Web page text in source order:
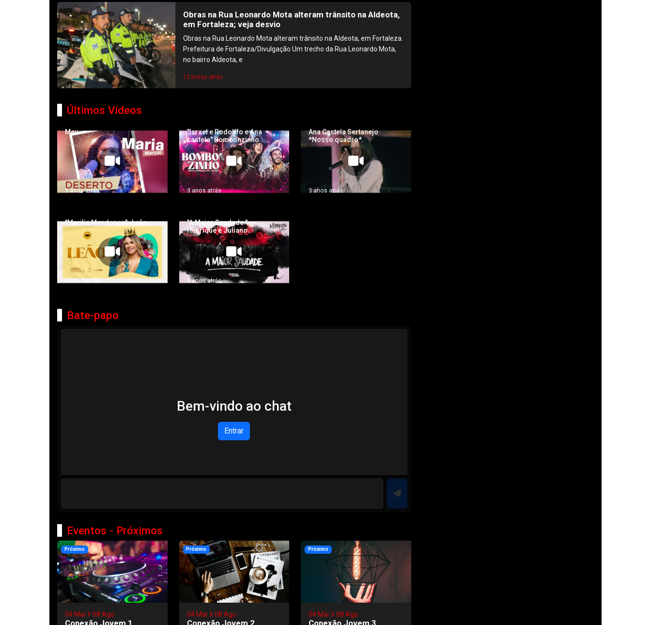
Obras na Rua Leonardo Mota alteram trânsito na Aldeota,
em Fortaleza; veja desvio
Obras na Rua Leonardo Mota alteram trânsito na Aldeota, em Fortaleza.
Prefeitura de Fortaleza/Divulgação Um trecho da Rua Leonardo Mota,
no bairro Aldeota, e
12 horas atrás
Últimos Vídeos
Meu
3 anos atrás
"Israel e Rodolffo e Ana
castela" Bombonzinho.
3 anos atrás
Ana Castela Sertanejo
*Nosso quadro*.
3 anos atrás
"Marilia Mendonça" -Leão.
3 anos atrás
"A Maior Saudade." -
Henrique e Juliano.
3 anos atrás
Bate-papo
Bem-vindo ao chat
Entrar
Eventos - Próximos
04 Mai 08 Ago
Próximo
04 Mai 08 Ago
Próximo
04 Mai 08 Ago
Próximo